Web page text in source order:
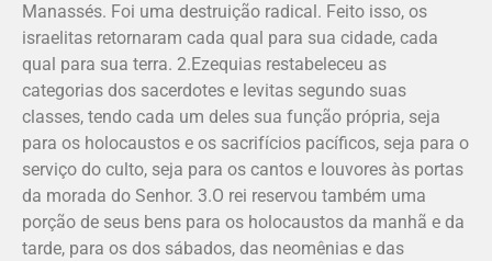
Manassés. Foi uma destruição radical. Feito isso, os
israelitas retornaram cada qual para sua cidade, cada
qual para sua terra. 2.Ezequias restabeleceu as
categorias dos sacerdotes e levitas segundo suas
classes, tendo cada um deles sua função própria, seja
para os holocaustos e os sacrifícios pacíficos, seja para o
serviço do culto, seja para os cantos e louvores às portas
da morada do Senhor. 3.O rei reservou também uma
porção de seus bens para os holocaustos da manhã e da
tarde, para os dos sábados, das neomê­nias e das